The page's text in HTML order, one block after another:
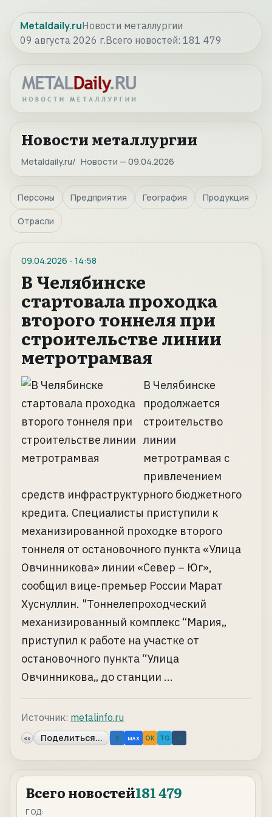
Metaldaily.ruНовости металлургии
09 августа 2026 г.Всего новостей: 181 479
Новости металлургии
Metaldaily.ru Новости — 09.04.2026
Персоны Предприятия География Продукция
Отрасли
09.04.2026 - 14:58
В Челябинске
стартовала проходка
второго тоннеля при
строительстве линии
метротрамвая
В Челябинске
продолжается
строительство
линии
метротрамвая с
привлечением
средств инфраструктурного бюджетного
кредита. Специалисты приступили к
механизированной проходке второго
тоннеля от остановочного пункта «Улица
Овчинникова» линии «Север – Юг»,
сообщил вице-премьер России Марат
Хуснуллин. "Тоннелепроходческий
механизированный комплекс “Мария„
приступил к работе на участке от
остановочного пункта “Улица
Овчинникова„ до станции ...
Источник: metalinfo.ru
«» Поделиться... B MAX OK TG ↗
Всего новостей181 479
ГОД: